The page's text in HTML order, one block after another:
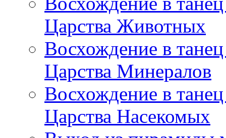
Царства Животных
Восхождение в
Царства Минералов
Восхождение в
Царства Насекомых